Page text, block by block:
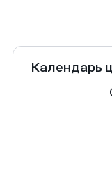
Календарь